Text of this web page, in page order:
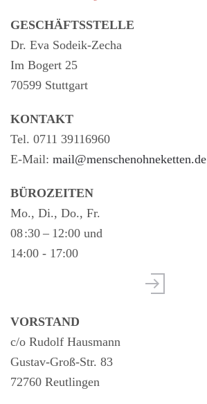
GESCHÄFTSSTELLE
Dr. Eva Sodeik-Zecha
Im Bogert 25
70599 Stuttgart
KONTAKT
Tel. 0711 39116960
E-Mail: mail@menschenohneketten.de
BÜROZEITEN
Mo., Di., Do., Fr.
08 :30 – 12:00 und
14:00 - 17:00
VORSTAND
c/o Rudolf Hausmann
Gustav-Groß-Str. 83
72760 Reutlingen